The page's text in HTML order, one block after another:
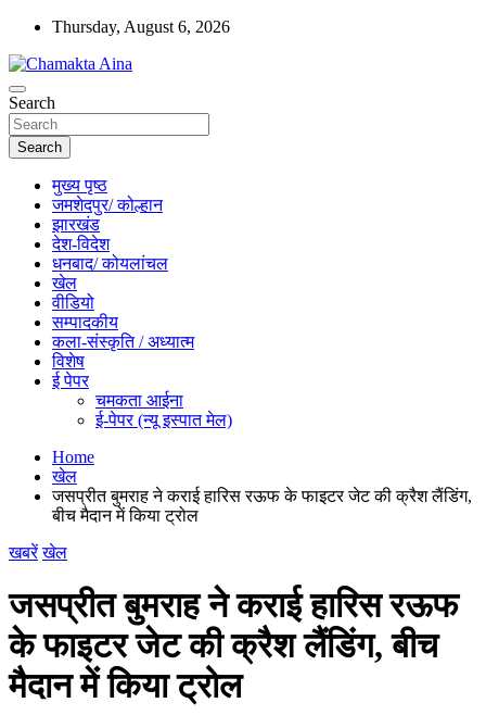
Skip
content
Thursday, August 6, 2026
Chamakta Aina
Hindi News Paper – Jharkhand
Search
Search
मुख्य पृष्ठ
जमशेदपुर/ कोल्हान
झारखंड
देश-विदेश
धनबाद/ कोयलांचल
खेल
वीडियो
सम्पादकीय
कला-संस्कृति / अध्यात्म
विशेष
ई पेपर
चमकता आईना
ई-पेपर (न्यू इस्पात मेल)
Home
खेल
जसप्रीत बुमराह ने कराई हारिस रऊफ के फाइटर जेट की क्रैश लैंडिंग,
बीच मैदान में किया ट्रोल
खबरें खेल
जसप्रीत बुमराह ने कराई हारिस रऊफ
के फाइटर जेट की क्रैश लैंडिंग, बीच
मैदान में किया ट्रोल